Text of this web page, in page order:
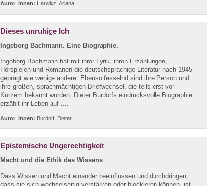
Autor_innen: Harwicz, Ariana
Dieses unruhige Ich
Ingeborg Bachmann. Eine Biographie.
Ingeborg Bachmann hat mit ihrer Lyrik, ihren Erzählungen,
Hörspielen und Romanen die deutschsprachige Literatur nach 1945
geprägt wie wenige andere. Ebenso fesselnd sind ihre Person und
ihre großen, sprachmächtigen Briefwechsel, die teils erst vor
Kurzem bekannt wurden. Dieter Burdorfs eindrucksvolle Biographie
erzählt ihr Leben auf ....
Autor_innen: Burdorf, Dieter
Epistemische Ungerechtigkeit
Macht und die Ethik des Wissens
Dass Wissen und Macht einander beeinflussen und durchdringen,
dass sie sich wechselseitig verstärken oder blockieren können, ist